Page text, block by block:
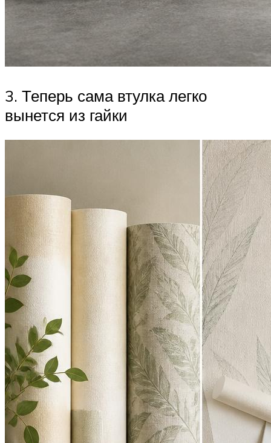
3. Теперь сама втулка легко
вынется из гайки